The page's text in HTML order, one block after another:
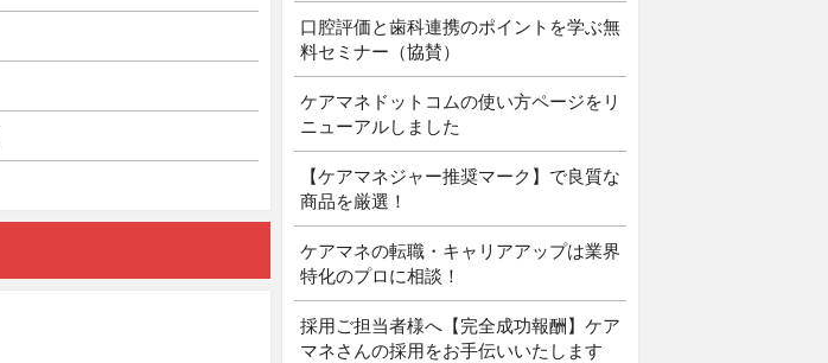
口腔評価と歯科連携のポイントを学ぶ無
料セミナー（協賛）
ケアマネドットコムの使い方ページをリ
ニューアルしました
【ケアマネジャー推奨マーク】で良質な
商品を厳選！
ケアマネの転職・キャリアアップは業界
特化のプロに相談！
採用ご担当者様へ【完全成功報酬】ケア
マネさんの採用をお手伝いいたします